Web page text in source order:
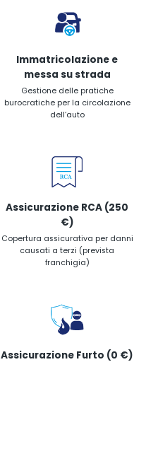
Immatricolazione e
messa su strada
Gestione delle pratiche
burocratiche per la circolazione
dell’auto
Assicurazione RCA (250
€)
Copertura assicurativa per danni
causati a terzi (prevista
franchigia)
Assicurazione Furto (0 €)